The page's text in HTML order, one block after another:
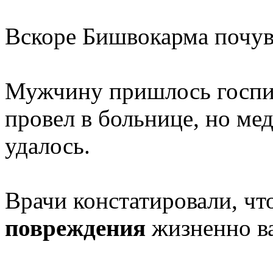
Вскоре Бишвокарма
Мужчину пришлось
провел в больнице, но
удалось.
Врачи констатировали,
повреждения жизненно